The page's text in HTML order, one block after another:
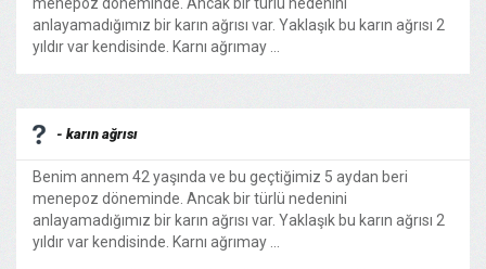
anlayamadığımız bir karın ağrısı var. Yaklaşık bu karın ağrısı 2
yıldır var kendisinde. Karnı ağrımay ...
- karın ağrısı
Benim annem 42 yaşında ve bu geçtiğimiz 5 aydan beri
menepoz döneminde. Ancak bir türlü nedenini
anlayamadığımız bir karın ağrısı var. Yaklaşık bu karın ağrısı 2
yıldır var kendisinde. Karnı ağrımay ...